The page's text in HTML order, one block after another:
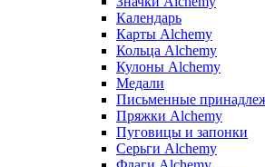
Календарь
Карты Alchemy
Кольца Alchemy
Кулоны Alchemy
Медали
Письменные
Пряжки Alchemy
Пуговицы и запонки
Серьги Alchemy